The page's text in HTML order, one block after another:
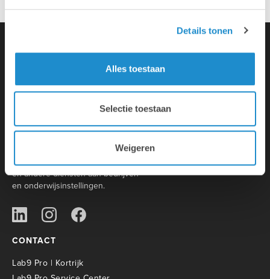
Details tonen
Alles toestaan
Selectie toestaan
Weigeren
Lab9 is de grootste Apple Premium
Daarnaast biedt het moederbedrijf
Lab9 Pro een brede waaier aan IT-
en andere diensten aan bedrijven
en onderwijsinstellingen.
CONTACT
Lab9 Pro | Kortrijk